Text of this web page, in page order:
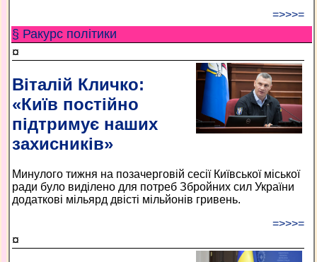
=>>>=
§ Ракурс політики
¤
Віталій Кличко:
«Київ постійно
підтримує наших
захисників»
Минулого тижня на позачерговій сесії Київської міської
ради було виділено для потреб Збройних сил України
додаткові мільярд двісті мільйонів гривень.
=>>>=
¤